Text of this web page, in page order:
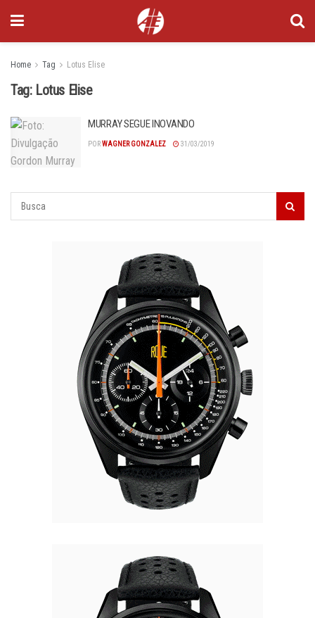
Home Tag Lotus Elise
Tag: Lotus Elise
MURRAY SEGUE INOVANDO
PORWAGNER GONZALEZ 31/03/2019